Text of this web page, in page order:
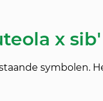
x sib'
symbolen.